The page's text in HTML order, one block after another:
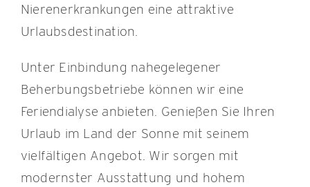
Nierenerkrankungen eine attraktive
Urlaubsdestination.
Unter Einbindung nahegelegener
Beherbungsbetriebe können wir eine
Feriendialyse anbieten. Genießen Sie Ihren
Urlaub im Land der Sonne mit seinem
vielfältigen Angebot. Wir sorgen mit
modernster Ausstattung und hohem